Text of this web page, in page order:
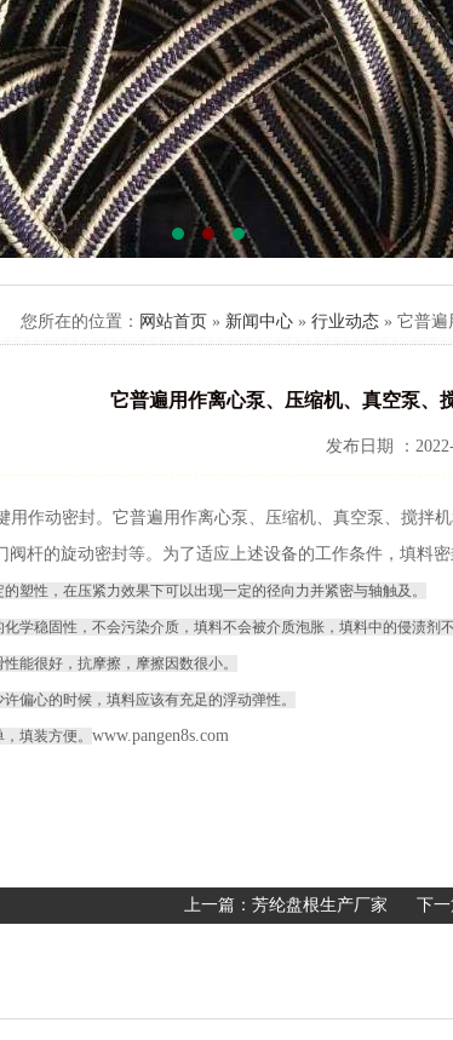
您所在的位置： 网站首页 » 新闻中心 » 行业动态 » 它普遍
它普遍用作离心泵、压缩机、真空泵、
发布日期 ：
用作动密封。它普遍用作离心泵、压缩机、真空泵、搅拌
阀杆的旋动密封等。为了适应上述设备的工作条件，填料密
性，在压紧力效果下可以出现一定的径向力并紧密与轴触及。
稳固性，不会污染介质，填料不会被介质泡胀，填料中的侵渍剂不
很好，抗摩擦，摩擦因数很小。
心的时候，填料应该有充足的浮动弹性。
填装方便。 www.pangen8s.com
上一篇： 芳纶盘根生产厂家 下一